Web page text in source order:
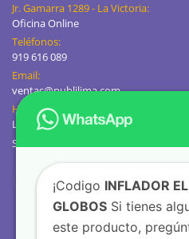
Jr. Gamarra 1289 - La Victoria:
Oficina Online
Teléfonos:
919 616 089
Email:
ventas@publilima.com
Horario de Atención:
Lunes a Viernes / 9:00 AM - 8:00 PM
Sábados de 8am a 1pm
¡Codigo INFLADOR
GLOBOS Si tienes
este producto,